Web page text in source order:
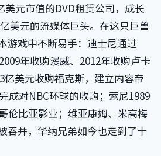
元市值的DVD租赁公司，成长
美元的流媒体巨头。在这只巨兽
游戏中不断易手：迪士尼通过
年收购漫威、2012年收购卢卡
亿美元收购福克斯，建立内容帝
成对NBC环球的收购；索尼1989
伦比亚影业；维亚康姆、米高梅
吞并，华纳兄弟如今也走到了十